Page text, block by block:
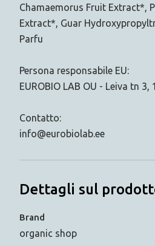
Chamaemorus Fruit Extract*,
Extract*, Guar
Parfu
Persona responsabile EU:
EUROBIO LAB OU - Leiva tn
Contatto:
info@eurobiolab.ee
Dettagli sul
Brand
organic shop